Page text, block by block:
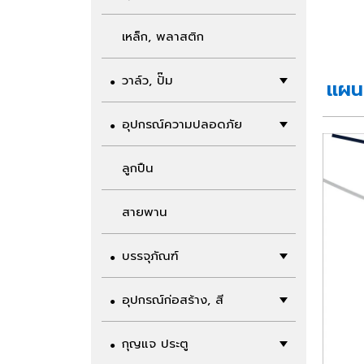
เหล็ก, พลาสติก
วาล์ว, ปั๊ม
อุปกรณ์ความปลอดภัย
ลูกปืน
สายพาน
บรรจุภัณฑ์
อุปกรณ์ก่อสร้าง, สี
กุญแจ ประตู
แผ